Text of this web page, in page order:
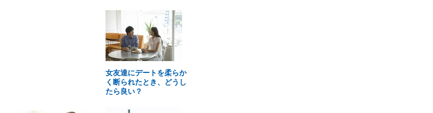
女友達にデートを柔らか
く断られたとき、どうし
たら良い？